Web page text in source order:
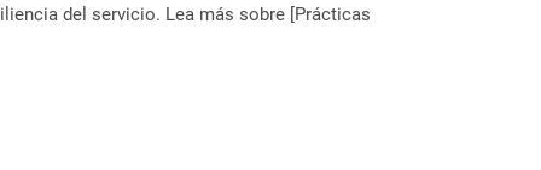
del servicio. Lea más sobre [Prácticas